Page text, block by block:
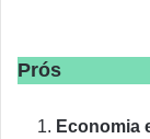
Prós
Economia